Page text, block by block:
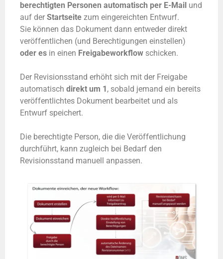
berechtigten Personen automatisch per E-Mail und
auf der Startseitezum eingereichten Entwurf.
Sie können das Dokument dann entweder direkt
veröffentlichen (und Berechtigungen einstellen)
oder es in einen Freigabeworkflow schicken.
Der Revisionsstand erhöht sich mit der Freigabe
automatischdirekt um 1, sobald jemand ein bereits
veröffentlichtes Dokument bearbeitet und als
Entwurf speichert.
Die berechtigte Person, die die Veröffentlichung
durchführt, kann zugleich bei Bedarf den
Revisionsstand manuell anpassen.